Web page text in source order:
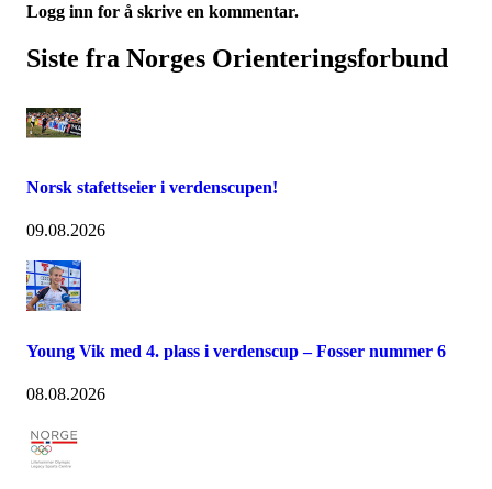
Logg inn for å skrive en kommentar.
Siste fra Norges Orienteringsforbund
Norsk stafettseier i verdenscupen!
09.08.2026
Young Vik med 4. plass i verdenscup – Fosser nummer 6
08.08.2026